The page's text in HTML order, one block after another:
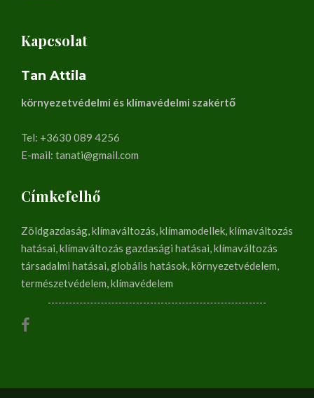
Kapcsolat
Tan Attila
környezetvédelmi és klímavédelmi szakértő
Tel: +3630 089 4256
E-mail: tanati@gmail.com
Címkefelhő
Zöldgazdaság, klímaváltozás, klímamodellek, klímaváltozás
hatásai, klímaváltozás gazdasági hatásai, klímaváltozás
társadalmi hatásai, globális hatások, környezetvédelem,
természetvédelem, klímavédelem